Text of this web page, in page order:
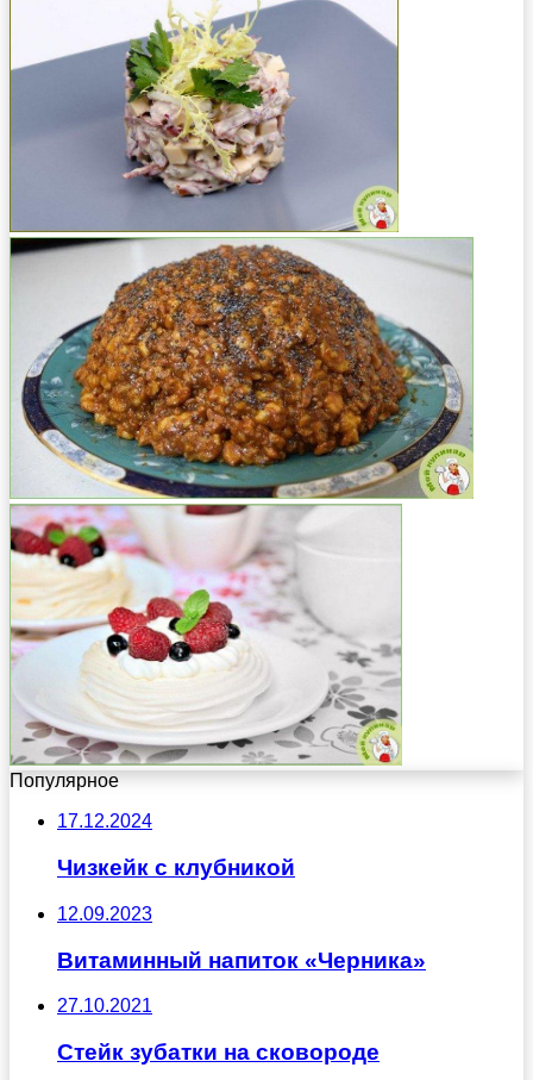
Популярное
17.12.2024
Чизкейк с клубникой
12.09.2023
Витаминный напиток «Черника»
27.10.2021
Стейк зубатки на сковороде